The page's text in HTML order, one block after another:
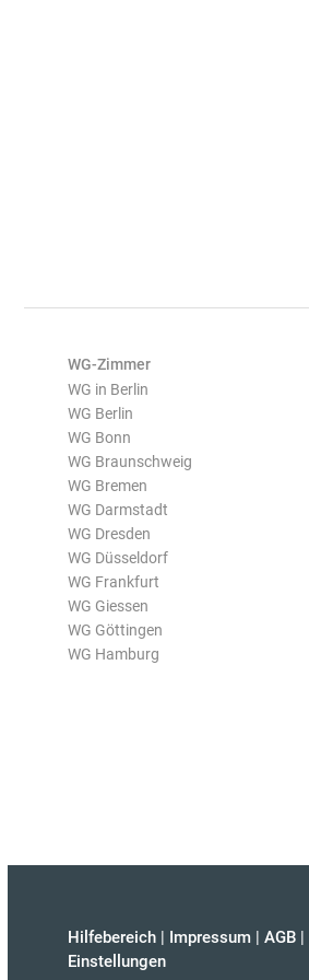
WG-Zimmer
WG in Berlin
WG Berlin
WG Bonn
WG Braunschweig
WG Bremen
WG Darmstadt
WG Dresden
WG Düsseldorf
WG Frankfurt
WG Giessen
WG Göttingen
WG Hamburg
Hilfebereich | Impressum | AGB |
Einstellungen